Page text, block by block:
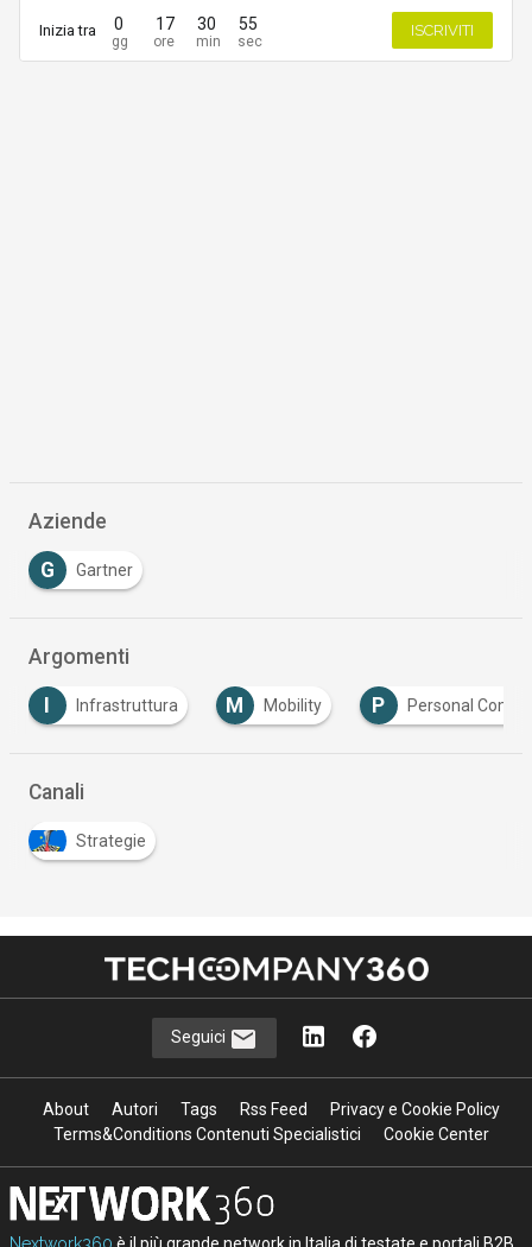
Inizia tra 0 17 30 55 ISCRIVITI
Aziende
G Gartner
Argomenti
Infrastruttura M Mobility P Personal Computer
Canali
Strategie
Seguici
About Autori Tags Rss Feed
Privacy e Cookie Policy
Terms&Conditions Contenuti Specialistici
Cookie Center
Nextwork360 è il più grande network in Italia di testate e portali B2B